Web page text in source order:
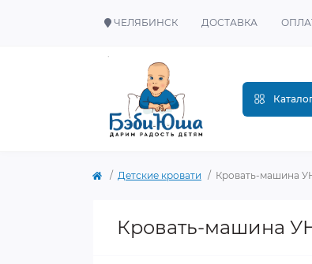
ЧЕЛЯБИНСК ДОСТАВКА
Детские кровати Кровать-машина
Кровать-машина